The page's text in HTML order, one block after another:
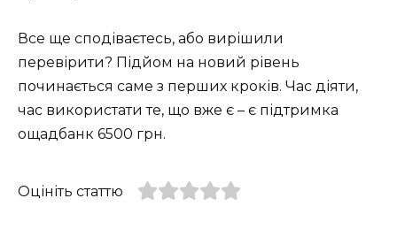
Все ще сподіваєтесь, або вирішили
перевірити? Підйом на новий рівень
починається саме з перших кроків. Час діяти,
час використати те, що вже є – є підтримка
ощадбанк 6500 грн.
Оцініть статтю